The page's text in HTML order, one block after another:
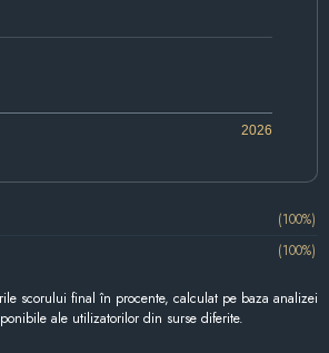
2026
(100%)
(100%)
scorului final în procente, calculat pe baza analizei
ale utilizatorilor din surse diferite.